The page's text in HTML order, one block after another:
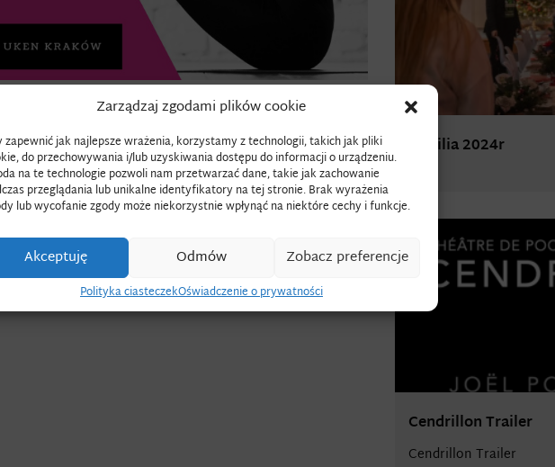
Zarządzaj zgodami plików cookie
zapewnić jak najlepsze wrażenia, korzystamy z technologii, takich jak pliki
do przechowywania i/lub uzyskiwania dostępu do informacji o urządzeniu.
na te technologie pozwoli nam przetwarzać dane, takie jak zachowanie
przeglądania lub unikalne identyfikatory na tej stronie. Brak wyrażenia
lub wycofanie zgody może niekorzystnie wpłynąć na niektóre cechy i funkcje.
Akceptuję Odmów Zobacz preferencje
Polityka ciasteczekOświadczenie o prywatności
Wigilia 2024r
Cendrillon Trailer
Cendrillon Trailer